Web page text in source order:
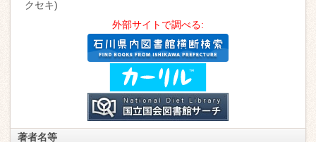
クセキ)
外部サイトで調べる:
著者名等